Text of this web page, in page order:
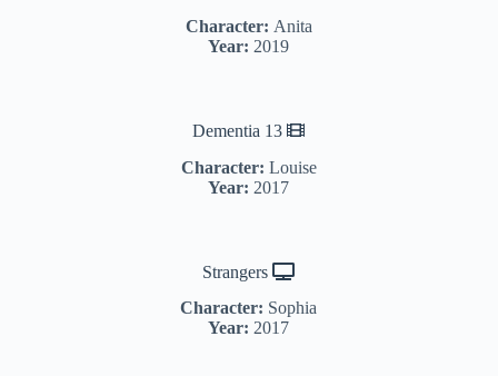
Character: Anita
Year: 2019
Dementia 13
Character: Louise
Year: 2017
Strangers
Character: Sophia
Year: 2017